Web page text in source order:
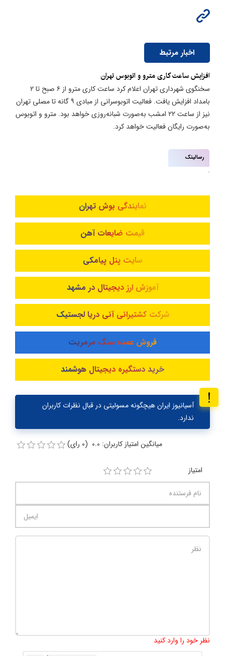
اخبار مرتبط
​افزایش ساعت کاری مترو و اتوبوس تهران
سخنگوی شهرداری تهران اعلام کرد ساعت کاری مترو از ۶ صبح تا ۲
بامداد افزایش یافت. فعالیت اتوبوسرانی از مبادی ۹ گانه تا مصلی تهران
نیز از ساعت ۲۲ امشب به‌صورت شبانه‌روزی خواهد بود. مترو و اتوبوس
به‌صورت رایگان فعالیت خواهد کرد.
رسالینک
نمایندگی بوش تهران
قیمت ضایعات آهن
سایت پنل پیامکی
آموزش ارز دیجیتال در مشهد
شرکت کشتیرانی آنی دریا لجستیک
فروش عمده سنگ مرمریت
خرید دستگیره دیجیتال هوشمند
آسیانیوز ایران هیچگونه مسولیتی در قبال نظرات کاربران
ندارد.
میانگین امتیاز کاربران: 0.0 (0 رای)
امتیاز
نظر خود را وارد کنید